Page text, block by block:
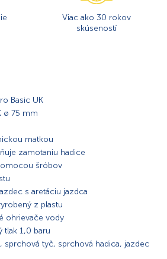
Viac ako 30 rokov
skúseností
Basic UK
ø 75 mm
matkou
zamotaniu hadice
šróbov
s aretáciu jazdca
z plastu
ohrievače vody
tlak 1,0 baru
sprchová tyč, sprchová hadica, jazdec